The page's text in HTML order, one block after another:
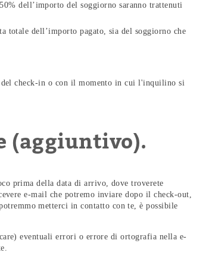
dell’importo del soggiorno saranno trattenuti
dell’importo pagato, sia del soggiorno che
check-in o con il momento in cui l'inquilino si
(aggiuntivo).
prima della data di arrivo, dove troverete
e-mail che potremo inviare dopo il check-out,
metterci in contatto con te, è possibile
eventuali errori o errore di ortografia nella e-